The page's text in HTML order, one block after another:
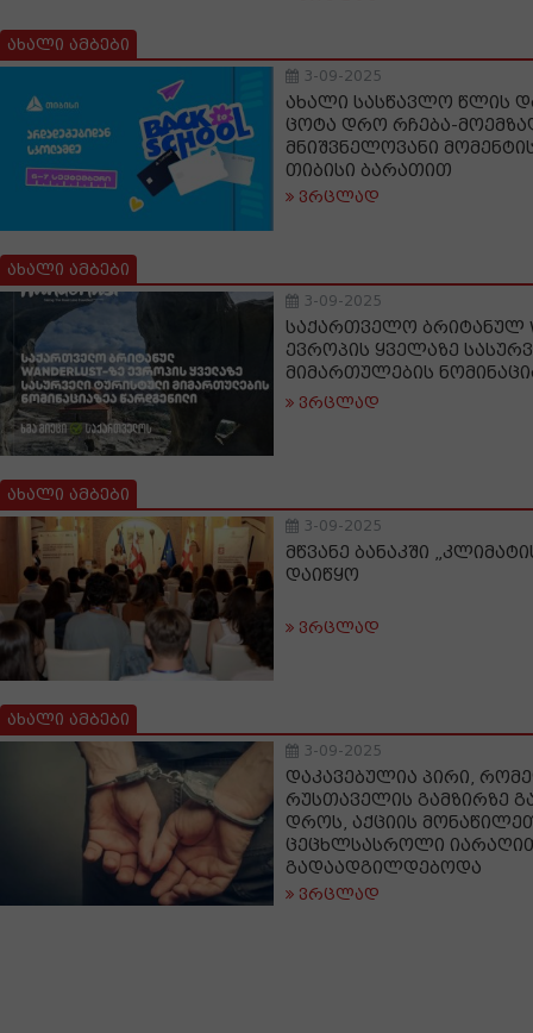
ახალი ამბები
3-09-2025
ახალი სასწავლო წლის
ცოტა დრო რჩება-
მნიშვნელოვანი
თიბისი ბარათით
ვრცლად
ახალი ამბები
3-09-2025
საქართველო ბრიტანულ
ევროპის ყველაზე
მიმართულების
ვრცლად
ახალი ამბები
3-09-2025
მწვანე ბანაკში
დაიწყო
ვრცლად
ახალი ამბები
3-09-2025
დაკავებულია პირი,
რუსთაველის გამზირზე
დროს, აქციის
ცეცხლსასროლი
გადაადგილდებოდა
ვრცლად